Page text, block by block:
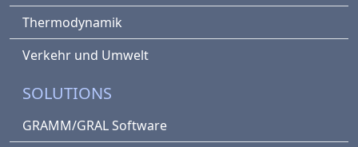
Thermodynamik
Verkehr und Umwelt
SOLUTIONS
GRAMM/GRAL Software